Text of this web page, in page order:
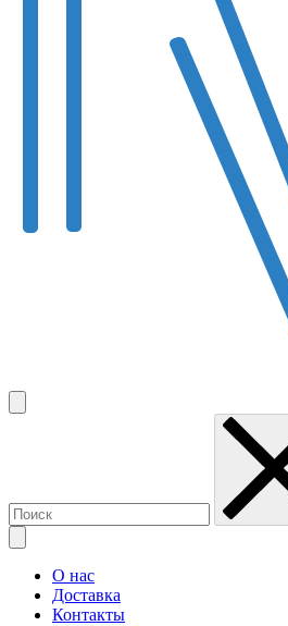
О нас
Доставка
Контакты